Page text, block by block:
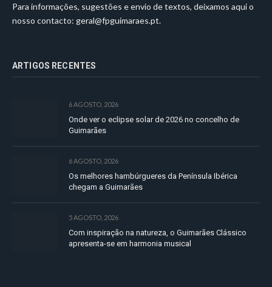
Para informações, sugestões e envio de textos, deixamos aqui o
nosso contacto: geral@fpguimaraes.pt.
ARTIGOS RECENTES
6 AGOSTO, 2026
Onde ver o eclipse solar de 2026 no concelho de
Guimarães
6 AGOSTO, 2026
Os melhores hambúrgueres da Península Ibérica
chegam a Guimarães
5 AGOSTO, 2026
Com inspiração na natureza, o Guimarães Clássico
apresenta-se em harmonia musical